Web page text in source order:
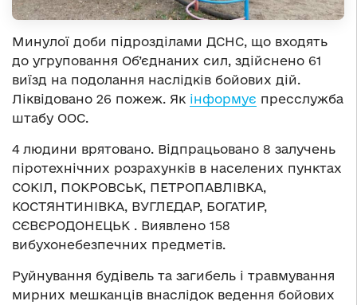
Минулої доби підрозділами ДСНС, що входять
до угруповання Об’єднаних сил, здійснено 61
виїзд на подолання наслідків бойових дій.
Ліквідовано 26 пожеж. Як інформує пресслужба
штабу ООС.
4 людини врятовано. Відпрацьовано 8 залучень
піротехнічних розрахунків в населених пунктах
СОКІЛ, ПОКРОВСЬК, ПЕТРОПАВЛІВКА,
КОСТЯНТИНІВКА, ВУГЛЕДАР, БОГАТИР,
СЄВЄРОДОНЕЦЬК . Виявлено 158
вибухонебезпечних предметів.
Руйнування будівель та загибель і травмування
мирних мешканців внаслідок ведення бойових